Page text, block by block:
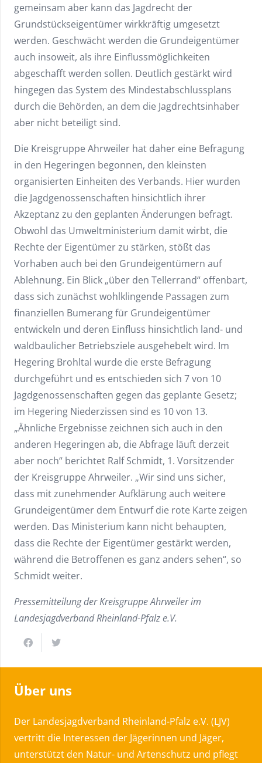
gemeinsam aber kann das Jagdrecht der
Grundstückseigentümer wirkkräftig umgesetzt
werden. Geschwächt werden die Grundeigentümer
auch insoweit, als ihre Einflussmöglichkeiten
abgeschafft werden sollen. Deutlich gestärkt wird
hingegen das System des Mindestabschlussplans
durch die Behörden, an dem die Jagdrechtsinhaber
aber nicht beteiligt sind.
Die Kreisgruppe Ahrweiler hat daher eine Befragung
in den Hegeringen begonnen, den kleinsten
organisierten Einheiten des Verbands. Hier wurden
die Jagdgenossenschaften hinsichtlich ihrer
Akzeptanz zu den geplanten Änderungen befragt.
Obwohl das Umweltministerium damit wirbt, die
Rechte der Eigentümer zu stärken, stößt das
Vorhaben auch bei den Grundeigentümern auf
Ablehnung. Ein Blick „über den Tellerrand“ offenbart,
dass sich zunächst wohlklingende Passagen zum
finanziellen Bumerang für Grundeigentümer
entwickeln und deren Einfluss hinsichtlich land- und
waldbaulicher Betriebsziele ausgehebelt wird. Im
Hegering Brohltal wurde die erste Befragung
durchgeführt und es entschieden sich 7 von 10
Jagdgenossenschaften gegen das geplante Gesetz;
im Hegering Niederzissen sind es 10 von 13.
„Ähnliche Ergebnisse zeichnen sich auch in den
anderen Hegeringen ab, die Abfrage läuft derzeit
aber noch“ berichtet Ralf Schmidt, 1. Vorsitzender
der Kreisgruppe Ahrweiler. „Wir sind uns sicher,
dass mit zunehmender Aufklärung auch weitere
Grundeigentümer dem Entwurf die rote Karte zeigen
werden. Das Ministerium kann nicht behaupten,
dass die Rechte der Eigentümer gestärkt werden,
während die Betroffenen es ganz anders sehen“, so
Schmidt weiter.
Pressemitteilung der Kreisgruppe Ahrweiler im
Landesjagdverband Rheinland-Pfalz e.V.
Über uns
Der Landesjagdverband Rheinland-Pfalz e.V. (LJV)
vertritt die Interessen der Jägerinnen und Jäger,
unterstützt den Natur- und Artenschutz und pflegt